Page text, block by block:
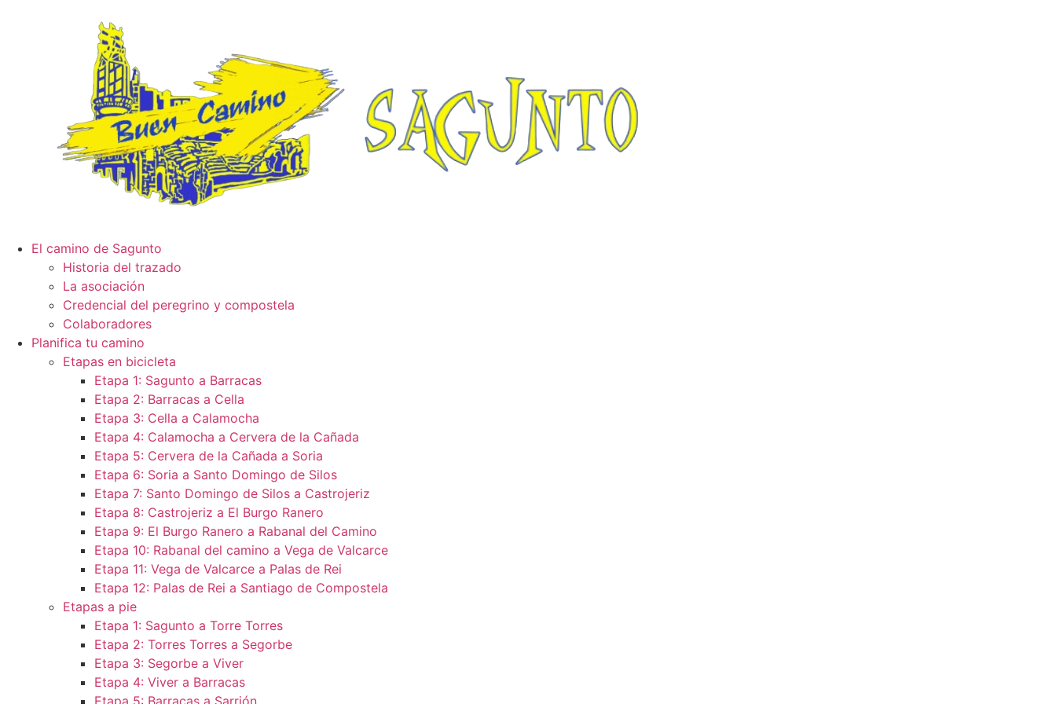
El camino de Sagunto
Historia del trazado
La asociación
Credencial del peregrino y compostela
Colaboradores
Planifica tu camino
Etapas en bicicleta
Etapa 1: Sagunto a Barracas
Etapa 2: Barracas a Cella
Etapa 3: Cella a Calamocha
Etapa 4: Calamocha a Cervera de la Cañada
Etapa 5: Cervera de la Cañada a Soria
Etapa 6: Soria a Santo Domingo de Silos
Etapa 7: Santo Domingo de Silos a Castrojeriz
Etapa 8: Castrojeriz a El Burgo Ranero
Etapa 9: El Burgo Ranero a Rabanal del Camino
Etapa 10: Rabanal del camino a Vega de Valcarce
Etapa 11: Vega de Valcarce a Palas de Rei
Etapa 12: Palas de Rei a Santiago de Compostela
Etapas a pie
Etapa 1: Sagunto a Torre Torres
Etapa 2: Torres Torres a Segorbe
Etapa 3: Segorbe a Viver
Etapa 4: Viver a Barracas
Etapa 5: Barracas a Sarrión